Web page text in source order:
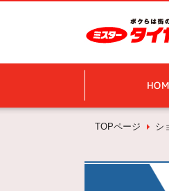
TOPページ シ